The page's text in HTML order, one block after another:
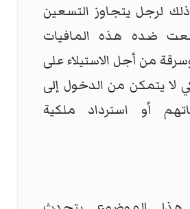
لرجل يتجاوز التسعين
ضده هذه المافيات
من أجل الاستيلاء على
لا يتمكن من الدخول إلى
أو استرداد ملكية